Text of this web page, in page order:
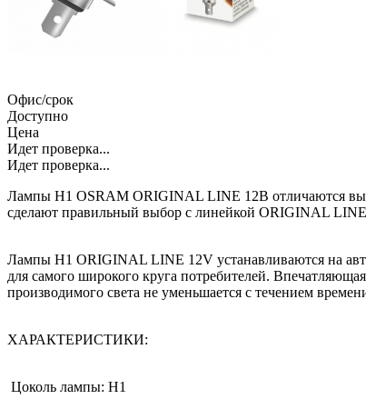
Офис/срок
Доступно
Цена
Идет проверка...
Идет проверка...
Лампы H1 OSRAM ORIGINAL LINE 12В отличаются
сделают правильный выбор с линейкой ORIGINAL
Лампы H1 ORIGINAL LINE 12V устанавливаются на
для самого широкого круга потребителей.
производимого света не уменьшается с течением
ХАРАКТЕРИСТИКИ:
Цоколь лампы: Н1